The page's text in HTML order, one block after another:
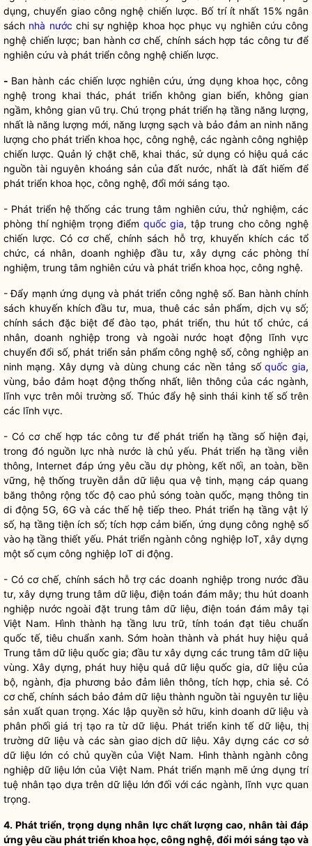
dụng, chuyển giao công nghệ chiến lược. Bố trí ít nhất 15% ngân
sách nhà nước chi sự nghiệp khoa học phục vụ nghiên cứu công
nghệ chiến lược; ban hành cơ chế, chính sách hợp tác công tư để
nghiên cứu và phát triển công nghệ chiến lược.
- Ban hành các chiến lược nghiên cứu, ứng dụng khoa học, công
nghệ trong khai thác, phát triển không gian biển, không gian
ngầm, không gian vũ trụ. Chú trọng phát triển hạ tầng năng lượng,
nhất là năng lượng mới, năng lượng sạch và bảo đảm an ninh năng
lượng cho phát triển khoa học, công nghệ, các ngành công nghiệp
chiến lược.Quản lý chặt chẽ, khai thác, sử dụng có hiệu quả các
nguồn tài nguyên khoáng sản của đất nước, nhất là đất hiếm để
phát triển khoa học, công nghệ, đổi mới sáng tạo.
- Phát triển hệ thống các trung tâm nghiên cứu, thử nghiệm, các
phòng thí nghiệm trọng điểm quốc gia, tập trung cho công nghệ
chiến lược. Có cơ chế, chính sách hỗ trợ, khuyến khích các tổ
chức, cá nhân, doanh nghiệp đầu tư, xây dựng các phòng thí
nghiệm, trung tâm nghiên cứu và phát triển khoa học, công nghệ.
- Đẩy mạnh ứng dụngvà phát triển công nghệ số. Ban hành chính
sách khuyến khích đầu tư, mua, thuê các sản phẩm, dịch vụ số;
chính sách đặc biệt để đào tạo, phát triển, thu hút tổ chức, cá
nhân, doanh nghiệp trong và ngoài nước hoạt động lĩnh vực
chuyển đổi số, phát triển sản phẩm công nghệ số, công nghiệp an
ninh mạng. Xây dựng và dùng chung các nền tảng sốquốc gia,
vùng, bảo đảm hoạt động thống nhất, liên thông của các ngành,
lĩnh vực trên môi trường số. Thúc đẩy hệ sinh thái kinh tế số trên
các lĩnh vực.
- Có cơ chế hợp tác công tư để phát triển hạ tầng số hiện đại,
trong đó nguồn lực nhà nước là chủ yếu. Phát triển hạ tầng viễn
thông, Internet đáp ứng yêu cầu dự phòng, kết nối, an toàn, bền
vững, hệ thống truyền dẫn dữ liệu qua vệ tinh, mạng cáp quang
băng thông rộng tốc độ cao phủ sóng toàn quốc, mạng thông tin
di động 5G, 6G và các thế hệ tiếp theo. Phát triển hạ tầng vật lý
số, hạ tầng tiện ích số; tích hợp cảm biến, ứng dụng công nghệ số
vào hạ tầng thiết yếu. Phát triển ngành công nghiệp IoT, xây dựng
một số cụm công nghiệp IoT di động.
- Có cơ chế, chính sách hỗ trợ các doanh nghiệp trong nước đầu
tư, xây dựng trung tâm dữ liệu, điện toán đám mây; thu hút doanh
nghiệp nước ngoài đặt trung tâm dữ liệu, điện toán đám mây tại
Việt Nam. Hình thành hạ tầng lưu trữ, tính toán đạt tiêu chuẩn
quốc tế, tiêu chuẩn xanh. Sớm hoàn thành và phát huy hiệu quả
Trung tâm dữ liệu quốc gia; đầu tư xây dựng các trung tâm dữ liệu
vùng. Xây dựng, phát huy hiệu quả dữ liệuquốc gia, dữ liệu của
bộ, ngành, địa phương bảo đảm liên thông, tích hợp, chia sẻ. Có
cơ chế, chính sách bảo đảm dữ liệu thành nguồn tài nguyên tư liệu
sản xuất quan trọng. Xác lập quyền sở hữu, kinh doanh dữ liệu và
phân phối giá trị tạo ra từ dữ liệu. Phát triển kinh tế dữ liệu, thị
trường dữ liệu và các sàn giao dịch dữ liệu. Xây dựng các cơ sở
dữ liệu lớn có chủ quyền của Việt Nam. Hình thành ngành công
nghiệp dữ liệu lớn của Việt Nam. Phát triển mạnh mẽ ứng dụng trí
tuệ nhân tạo dựa trên dữ liệu lớn đối với các ngành, lĩnh vực quan
trọng.
4. Phát triển, trọng dụng nhân lực chất lượng cao, nhân tài đáp
ứng yêu cầu phát triển khoa học, công nghệ, đổi mới sáng tạo và